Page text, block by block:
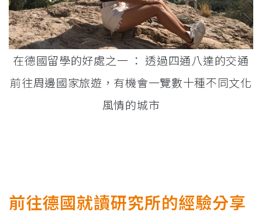
在德國留學的好處之一 ： 透過四通八達的交通
前往周邊國家旅遊，有機會一覽數十種不同文化
風情的城市
前往德國就讀研究所的經驗分享